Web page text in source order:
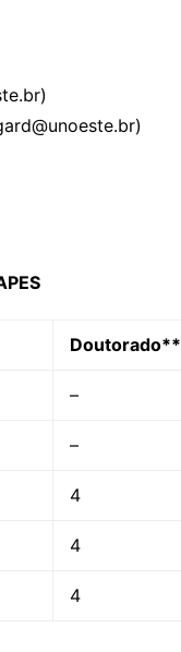
Doutorado**
–
–
4
4
4